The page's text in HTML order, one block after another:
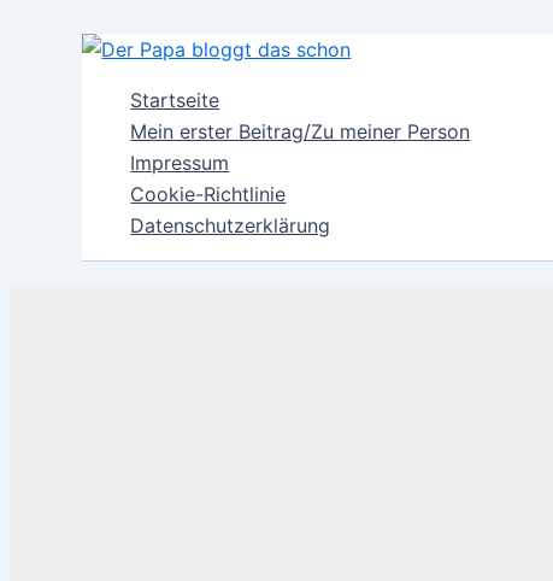
Startseite
Mein erster Beitrag/Zu meiner Person
Impressum
Cookie-Richtlinie
Datenschutzerklärung